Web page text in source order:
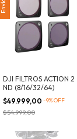
DJI FILTROS ACTION 2
ND (8/16/32/64)
$49.999,00 -9%OFF
$54.999,00